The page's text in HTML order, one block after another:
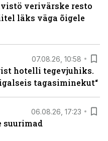
verivärske resto
läks väga õigele
07.08.26, 10:58
hotelli tegevjuhiks.
tagasiminekut“
06.08.26, 17:23
suurimad